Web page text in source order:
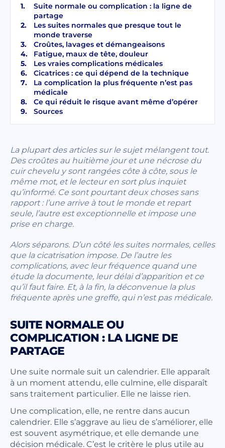
Suite normale ou complication : la ligne de
partage
Les suites normales que presque tout le
monde traverse
Croûtes, lavages et démangeaisons
Fatigue, maux de tête, douleur
Les vraies complications médicales
Cicatrices : ce qui dépend de la technique
La complication la plus fréquente n’est pas
médicale
Ce qui réduit le risque avant même d’opérer
Sources
La plupart des articles sur le sujet mélangent tout.
Des croûtes au huitième jour et une nécrose du
cuir chevelu y sont rangées côte à côte, sous le
même mot, et le lecteur en sort plus inquiet
qu’informé. Ce sont pourtant deux choses sans
rapport : l’une arrive à tout le monde et repart
seule, l’autre est exceptionnelle et impose une
prise en charge.
Alors séparons. D’un côté les suites normales, celles
que la cicatrisation impose. De l’autre les
complications, avec leur fréquence quand une
étude la documente, leur délai d’apparition et ce
qu’il faut faire. Et, à la fin, la déconvenue la plus
fréquente après une greffe, qui n’est pas médicale.
SUITE NORMALE OU
COMPLICATION : LA LIGNE DE
PARTAGE
Une suite normale suit un calendrier. Elle apparaît
à un moment attendu, elle culmine, elle disparaît
sans traitement particulier. Elle ne laisse rien.
Une complication, elle, ne rentre dans aucun
calendrier. Elle s’aggrave au lieu de s’améliorer, elle
est souvent asymétrique, et elle demande une
décision médicale. C’est le critère le plus utile au